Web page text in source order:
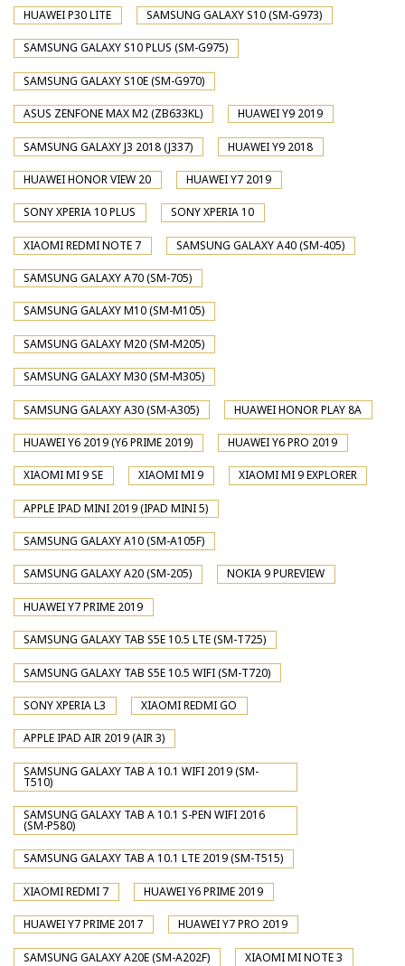
HUAWEI P30 LITE SAMSUNG GALAXY S10 (SM-G973)
SAMSUNG GALAXY S10 PLUS (SM-G975)
SAMSUNG GALAXY S10E (SM-G970)
ASUS ZENFONE MAX M2 (ZB633KL) HUAWEI Y9 2019
SAMSUNG GALAXY J3 2018 (J337) HUAWEI Y9 2018
HUAWEI HONOR VIEW 20 HUAWEI Y7 2019
SONY XPERIA 10 PLUS SONY XPERIA 10
XIAOMI REDMI NOTE 7 SAMSUNG GALAXY A40 (SM-405)
SAMSUNG GALAXY A70 (SM-705)
SAMSUNG GALAXY M10 (SM-M105)
SAMSUNG GALAXY M20 (SM-M205)
SAMSUNG GALAXY M30 (SM-M305)
SAMSUNG GALAXY A30 (SM-A305) HUAWEI HONOR PLAY 8A
HUAWEI Y6 2019 (Y6 PRIME 2019) HUAWEI Y6 PRO 2019
XIAOMI MI 9 SE XIAOMI MI 9 XIAOMI MI 9 EXPLORER
APPLE IPAD MINI 2019 (IPAD MINI 5)
SAMSUNG GALAXY A10 (SM-A105F)
SAMSUNG GALAXY A20 (SM-205) NOKIA 9 PUREVIEW
HUAWEI Y7 PRIME 2019
SAMSUNG GALAXY TAB S5E 10.5 LTE (SM-T725)
SAMSUNG GALAXY TAB S5E 10.5 WIFI (SM-T720)
SONY XPERIA L3 XIAOMI REDMI GO
APPLE IPAD AIR 2019 (AIR 3)
SAMSUNG GALAXY TAB A 10.1 WIFI 2019 (SM-
T510)
SAMSUNG GALAXY TAB A 10.1 S-PEN WIFI 2016
(SM-P580)
SAMSUNG GALAXY TAB A 10.1 LTE 2019 (SM-T515)
XIAOMI REDMI 7 HUAWEI Y6 PRIME 2019
HUAWEI Y7 PRIME 2017 HUAWEI Y7 PRO 2019
SAMSUNG GALAXY A20E (SM-A202F) XIAOMI MI NOTE 3